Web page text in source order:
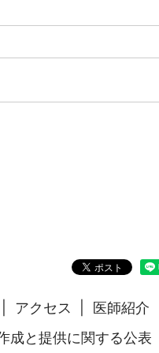
アクセス 医師紹介
成と提供に関する公表